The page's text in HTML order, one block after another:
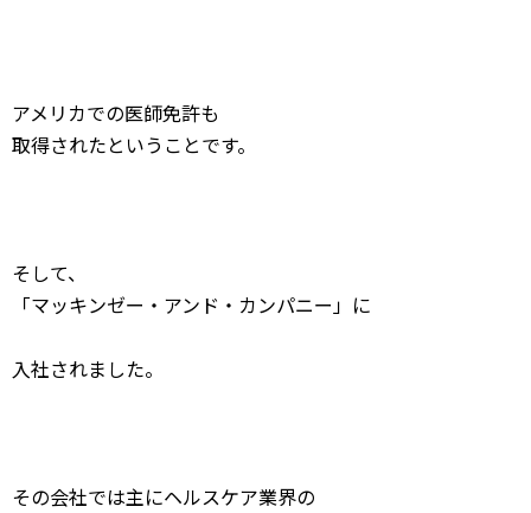
アメリカでの医師免許も
取得されたということです。
そして、
「マッキンゼー・アンド・カンパニー」に
入社されました。
その会社では主にヘルスケア業界の